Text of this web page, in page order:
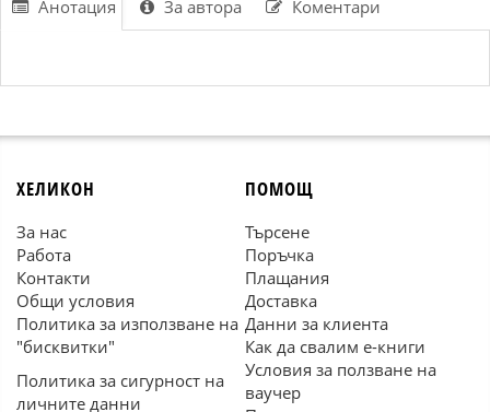
Анотация За автора Коментари
ХЕЛИКОН
За нас
Работа
Контакти
Общи условия
Политика за използване на
"бисквитки"
Политика за сигурност на
личните данни
ПОМОЩ
Търсене
Поръчка
Плащания
Доставка
Данни за клиента
Как да свалим е-книги
Условия за ползване на
ваучер